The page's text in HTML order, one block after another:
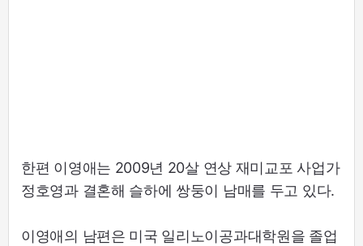
한편 이영애는 2009년 20살 연상 재미교포 사업가
정호영과 결혼해 슬하에 쌍둥이 남매를 두고 있다.
이영애의 남편은 미국 일리노이공과대학원을 졸업